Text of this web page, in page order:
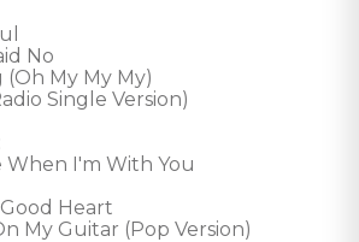
No
(Oh My My My)
Single Version)
When I'm With You
Heart
My Guitar (Pop Version)